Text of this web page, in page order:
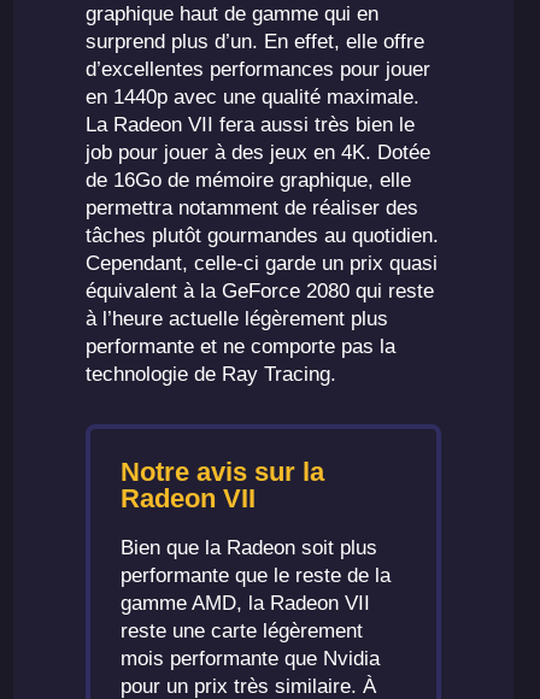
graphique haut de gamme qui en
surprend plus d’un. En effet, elle offre
d’excellentes performances pour jouer
en 1440p avec une qualité maximale.
La Radeon VII fera aussi très bien le
job pour jouer à des jeux en 4K. Dotée
de 16Go de mémoire graphique, elle
permettra notamment de réaliser des
tâches plutôt gourmandes au quotidien.
Cependant, celle-ci garde un prix quasi
équivalent à la GeForce 2080 qui reste
à l’heure actuelle légèrement plus
performante et ne comporte pas la
technologie de Ray Tracing.
Notre avis sur la
Radeon VII
Bien que la Radeon soit plus
performante que le reste de la
gamme AMD, la Radeon VII
reste une carte légèrement
mois performante que Nvidia
pour un prix très similaire. À